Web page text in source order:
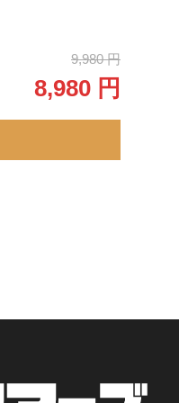
9,980 円
8,980 円